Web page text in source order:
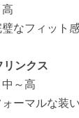
璧なフィット
リンクス
～高
ォーマルな装